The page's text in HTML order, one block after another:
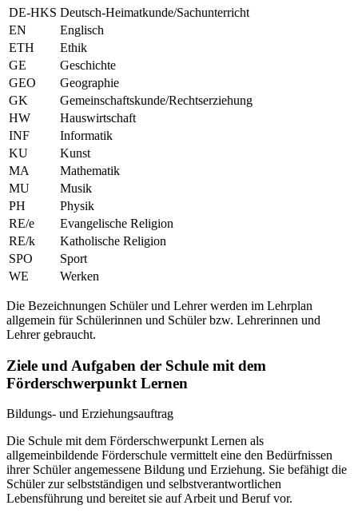
DE-HKS Deutsch-Heimatkunde/Sachunterricht
EN
Englisch
ETH
Ethik
GE
Geschichte
GEO
Geographie
GK
Gemeinschaftskunde/Rechtserziehung
HW
Hauswirtschaft
INF
Informatik
KU
Kunst
MA
Mathematik
MU
Musik
PH
Physik
RE/e
Evangelische Religion
RE/k
Katholische Religion
SPO
Sport
WE
Werken
Die Bezeichnungen Schüler und Lehrer werden im Lehrplan
allgemein für Schülerinnen und Schüler bzw. Lehrerinnen und
Lehrer gebraucht.
Ziele und Aufgaben der Schule mit dem
Förderschwerpunkt Lernen
Bildungs- und Erziehungsauftrag
Die Schule mit dem Förderschwerpunkt Lernen als
allgemeinbildende Förderschule vermittelt eine den Bedürfnissen
ihrer Schüler angemessene Bildung und Erziehung. Sie befähigt die
Schüler zur selbstständigen und selbstverantwortlichen
Lebensführung und bereitet sie auf Arbeit und Beruf vor.